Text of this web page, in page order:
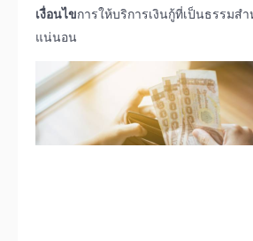
เงื่อนไขการให้บริการเงินกู้ที่เป็นธรรมส
แน่นอน